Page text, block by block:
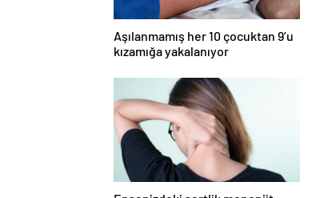
Aşılanmamış her 10 çocuktan 9’u
kızamığa yakalanıyor